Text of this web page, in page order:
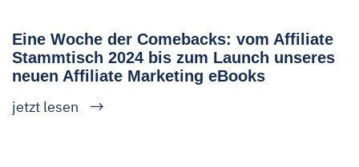
Eine Woche der Comebacks: vom Affiliate
Stammtisch 2024 bis zum Launch unseres
neuen Affiliate Marketing eBooks
jetzt lesen